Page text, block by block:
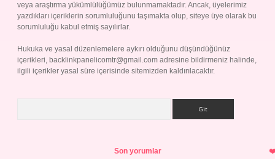
veya araştırma yükümlülüğümüz bulunmamaktadır. Ancak, üyelerimiz
yazdıkları içeriklerin sorumluluğunu taşımakta olup, siteye üye olarak bu
sorumluluğu kabul etmiş sayılırlar.
Hukuka ve yasal düzenlemelere aykırı olduğunu düşündüğünüz
içerikleri, backlinkpanelicomtr@gmail.com adresine bildirmeniz halinde,
ilgili içerikler yasal süre içerisinde sitemizden kaldırılacaktır.
Son yorumlar